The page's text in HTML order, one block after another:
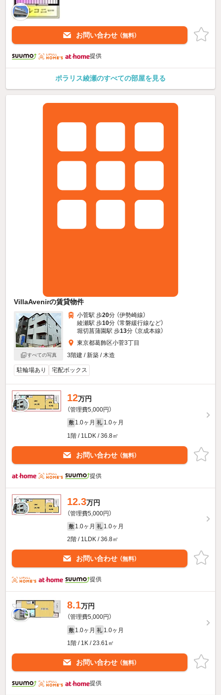
お問い合わせ （無料）
提供
ポラリス綾瀬のすべての部屋を見る
VillaAvenirの賃貸物件
すべての写真
小菅駅 歩20分 （伊勢崎線）
綾瀬駅 歩10分 （常磐緩行線など）
堀切菖蒲園駅 歩13分 （京成本線）
東京都葛飾区小菅3丁目
3階建 / 新築 / 木造
駐輪場あり 宅配ボックス
12万円
（管理費5,000円）
敷 1.0ヶ月 礼 1.0ヶ月
1階 / 1LDK / 36.8㎡
お問い合わせ （無料）
提供
12.3万円
（管理費5,000円）
敷 1.0ヶ月 礼 1.0ヶ月
2階 / 1LDK / 36.8㎡
お問い合わせ （無料）
提供
8.1万円
（管理費5,000円）
敷 1.0ヶ月 礼 1.0ヶ月
1階 / 1K / 23.61㎡
お問い合わせ （無料）
提供